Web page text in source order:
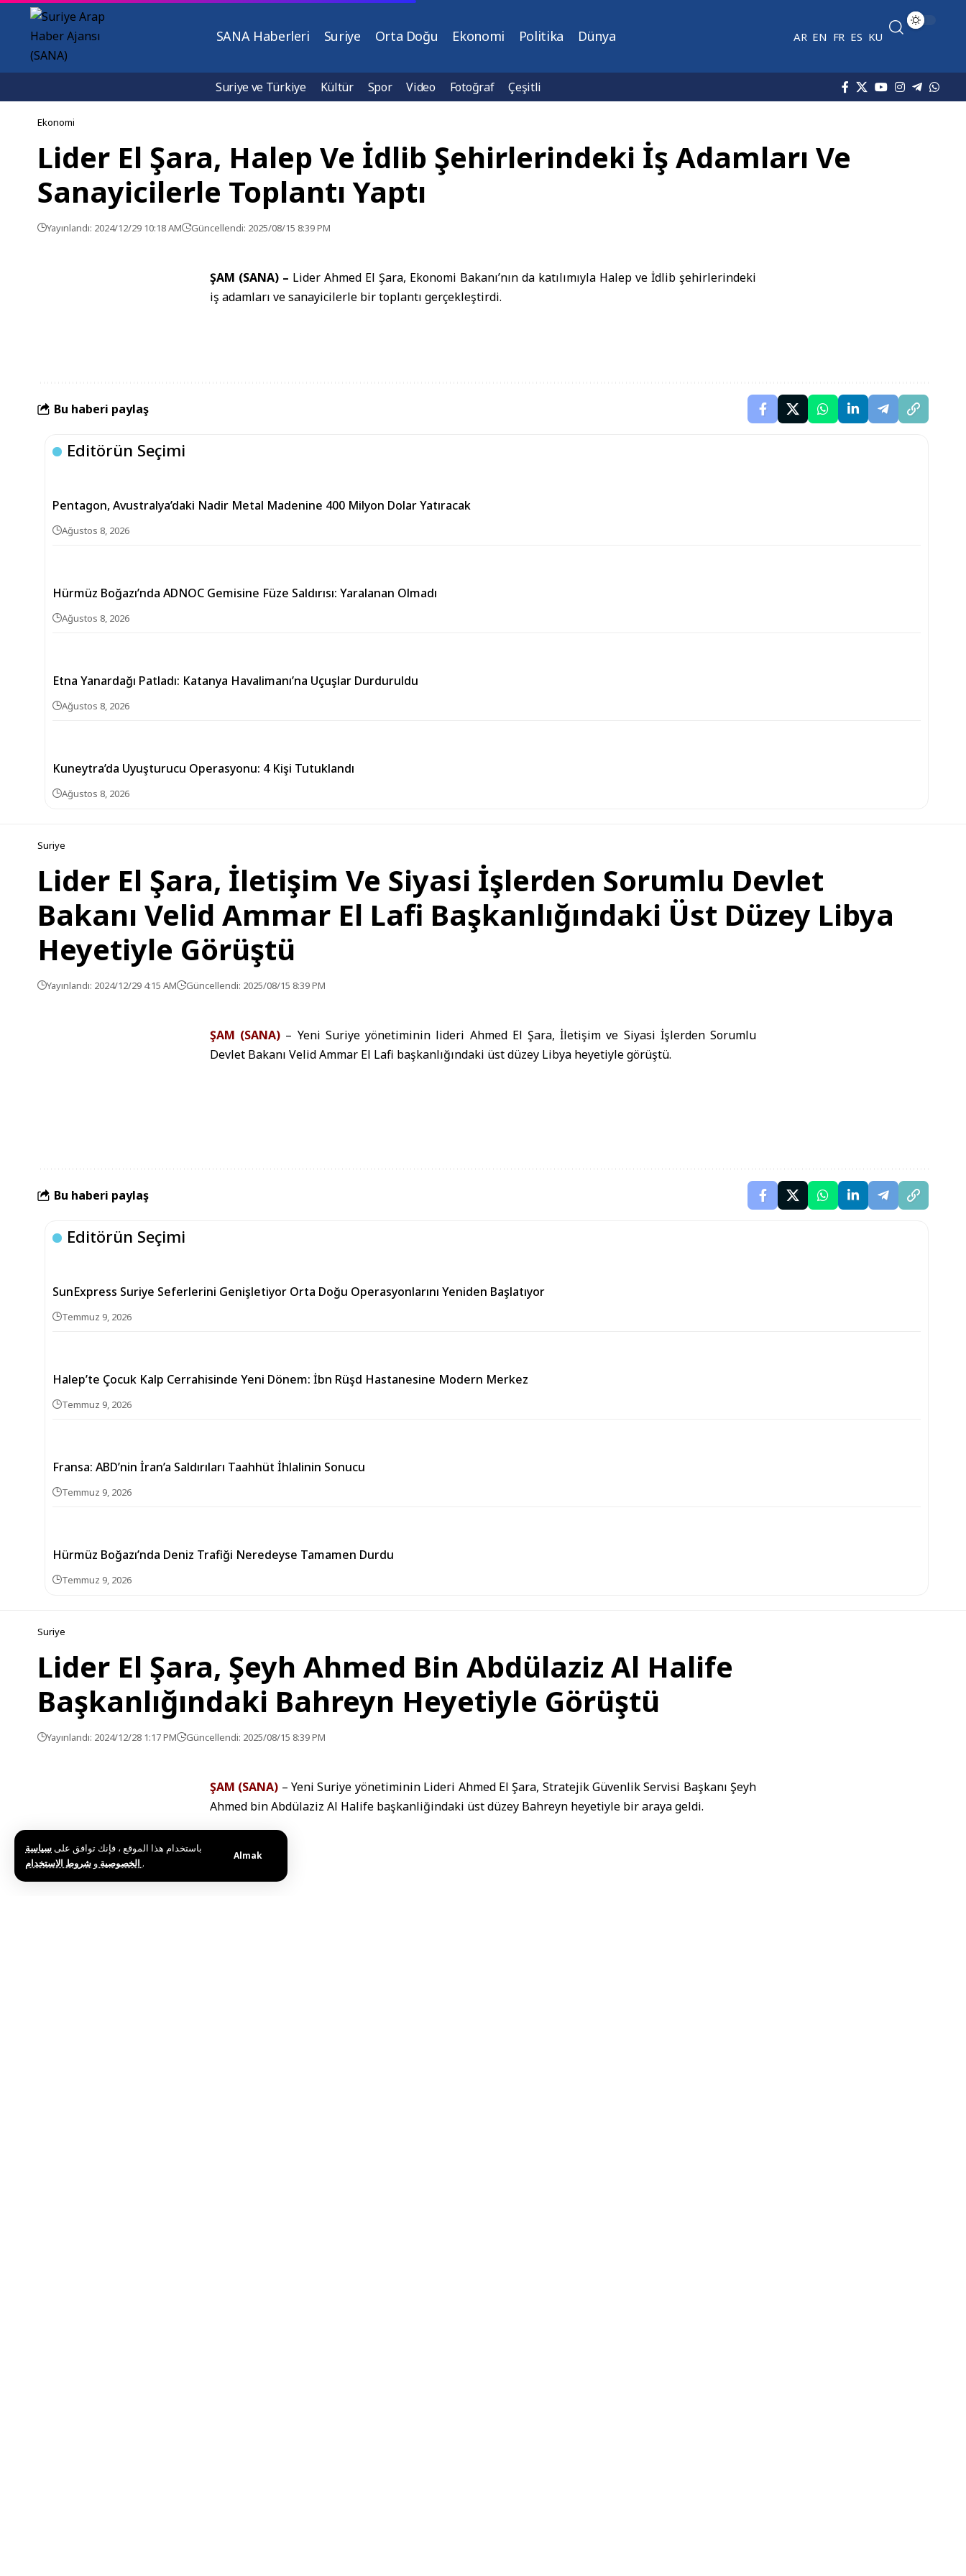
باستخدام هذا الموقع ، فإنك توافق علىسياسة
الخصوصية و .
Almak
SANA Haberleri Suriye Orta Doğu Ekonomi Politika Dünya AR EN FR ES KU
Suriye ve Türkiye Kültür Spor Video Fotoğraf Çeşitli
Ekonomi
Lider El Şara, Halep Ve İdlib Şehirlerindeki İş Adamları Ve
Sanayicilerle Toplantı Yaptı
Yayınlandı: 2024/12/29 10:18 AM Güncellendi: 2025/08/15 8:39 PM
ŞAM (SANA) – Lider Ahmed El Şara, Ekonomi Bakanı’nın da katılımıyla Halep ve İdlib şehirlerindeki
iş adamları ve sanayicilerle bir toplantı gerçekleştirdi.
Bu haberi paylaş
Editörün Seçimi
Pentagon, Avustralya’daki Nadir Metal Madenine 400 Milyon Dolar Yatıracak
Ağustos 8, 2026
Hürmüz Boğazı’nda ADNOC Gemisine Füze Saldırısı: Yaralanan Olmadı
Ağustos 8, 2026
Etna Yanardağı Patladı: Katanya Havalimanı’na Uçuşlar Durduruldu
Ağustos 8, 2026
Kuneytra’da Uyuşturucu Operasyonu: 4 Kişi Tutuklandı
Ağustos 8, 2026
Suriye
Lider El Şara, İletişim Ve Siyasi İşlerden Sorumlu Devlet
Bakanı Velid Ammar El Lafi Başkanlığındaki Üst Düzey Libya
Heyetiyle Görüştü
Yayınlandı: 2024/12/29 4:15 AM Güncellendi: 2025/08/15 8:39 PM
ŞAM (SANA) – Yeni Suriye yönetiminin lideri Ahmed El Şara, İletişim ve Siyasi İşlerden Sorumlu
Devlet Bakanı Velid Ammar El Lafi başkanlığındaki üst düzey Libya heyetiyle görüştü.
Bu haberi paylaş
Editörün Seçimi
SunExpress Suriye Seferlerini Genişletiyor Orta Doğu Operasyonlarını Yeniden Başlatıyor
Temmuz 9, 2026
Halep’te Çocuk Kalp Cerrahisinde Yeni Dönem: İbn Rüşd Hastanesine Modern Merkez
Temmuz 9, 2026
Fransa: ABD’nin İran’a Saldırıları Taahhüt İhlalinin Sonucu
Temmuz 9, 2026
Hürmüz Boğazı’nda Deniz Trafiği Neredeyse Tamamen Durdu
Temmuz 9, 2026
Suriye
Lider El Şara, Şeyh Ahmed Bin Abdülaziz Al Halife
Başkanlığındaki Bahreyn Heyetiyle Görüştü
Yayınlandı: 2024/12/28 1:17 PM Güncellendi: 2025/08/15 8:39 PM
ŞAM (SANA) – Yeni Suriye yönetiminin Lideri Ahmed El Şara, Stratejik Güvenlik Servisi Başkanı Şeyh
Ahmed bin Abdülaziz Al Halife başkanliğindaki üst düzey Bahreyn heyetiyle bir araya geldi.